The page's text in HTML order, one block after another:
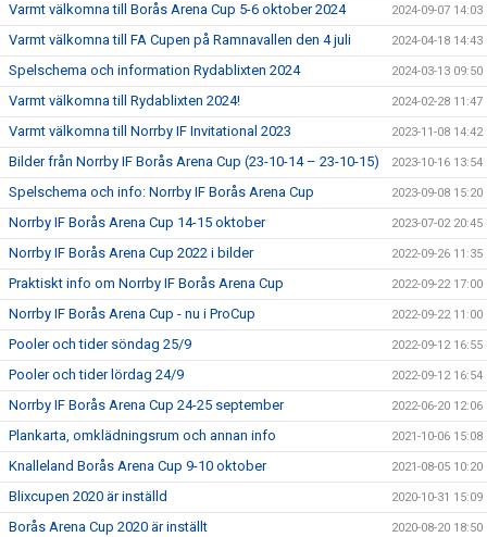
Varmt välkomna till Borås Arena Cup 5-6 oktober 2024 2024-09-07 14:03
Varmt välkomna till FA Cupen på Ramnavallen den 4 juli 2024-04-18 14:43
Spelschema och information Rydablixten 2024 2024-03-13 09:50
Varmt välkomna till Rydablixten 2024! 2024-02-28 11:47
Varmt välkomna till Norrby IF Invitational 2023 2023-11-08 14:42
Bilder från Norrby IF Borås Arena Cup (23-10-14 – 23-10-15) 2023-10-16 13:54
Spelschema och info: Norrby IF Borås Arena Cup 2023-09-08 15:20
Norrby IF Borås Arena Cup 14-15 oktober 2023-07-02 20:45
Norrby IF Borås Arena Cup 2022 i bilder 2022-09-26 11:35
Praktiskt info om Norrby IF Borås Arena Cup 2022-09-22 17:00
Norrby IF Borås Arena Cup - nu i ProCup 2022-09-22 11:00
Pooler och tider söndag 25/9 2022-09-12 16:55
Pooler och tider lördag 24/9 2022-09-12 16:54
Norrby IF Borås Arena Cup 24-25 september 2022-06-20 12:06
Plankarta, omklädningsrum och annan info 2021-10-06 15:08
Knalleland Borås Arena Cup 9-10 oktober 2021-08-05 10:20
Blixcupen 2020 är inställd 2020-10-31 15:09
Borås Arena Cup 2020 är inställt 2020-08-20 18:50